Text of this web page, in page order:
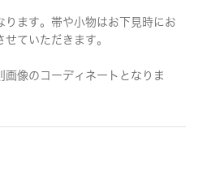
ます。帯や小物はお下見時にお
ていただきます。
像のコーディネートとなりま